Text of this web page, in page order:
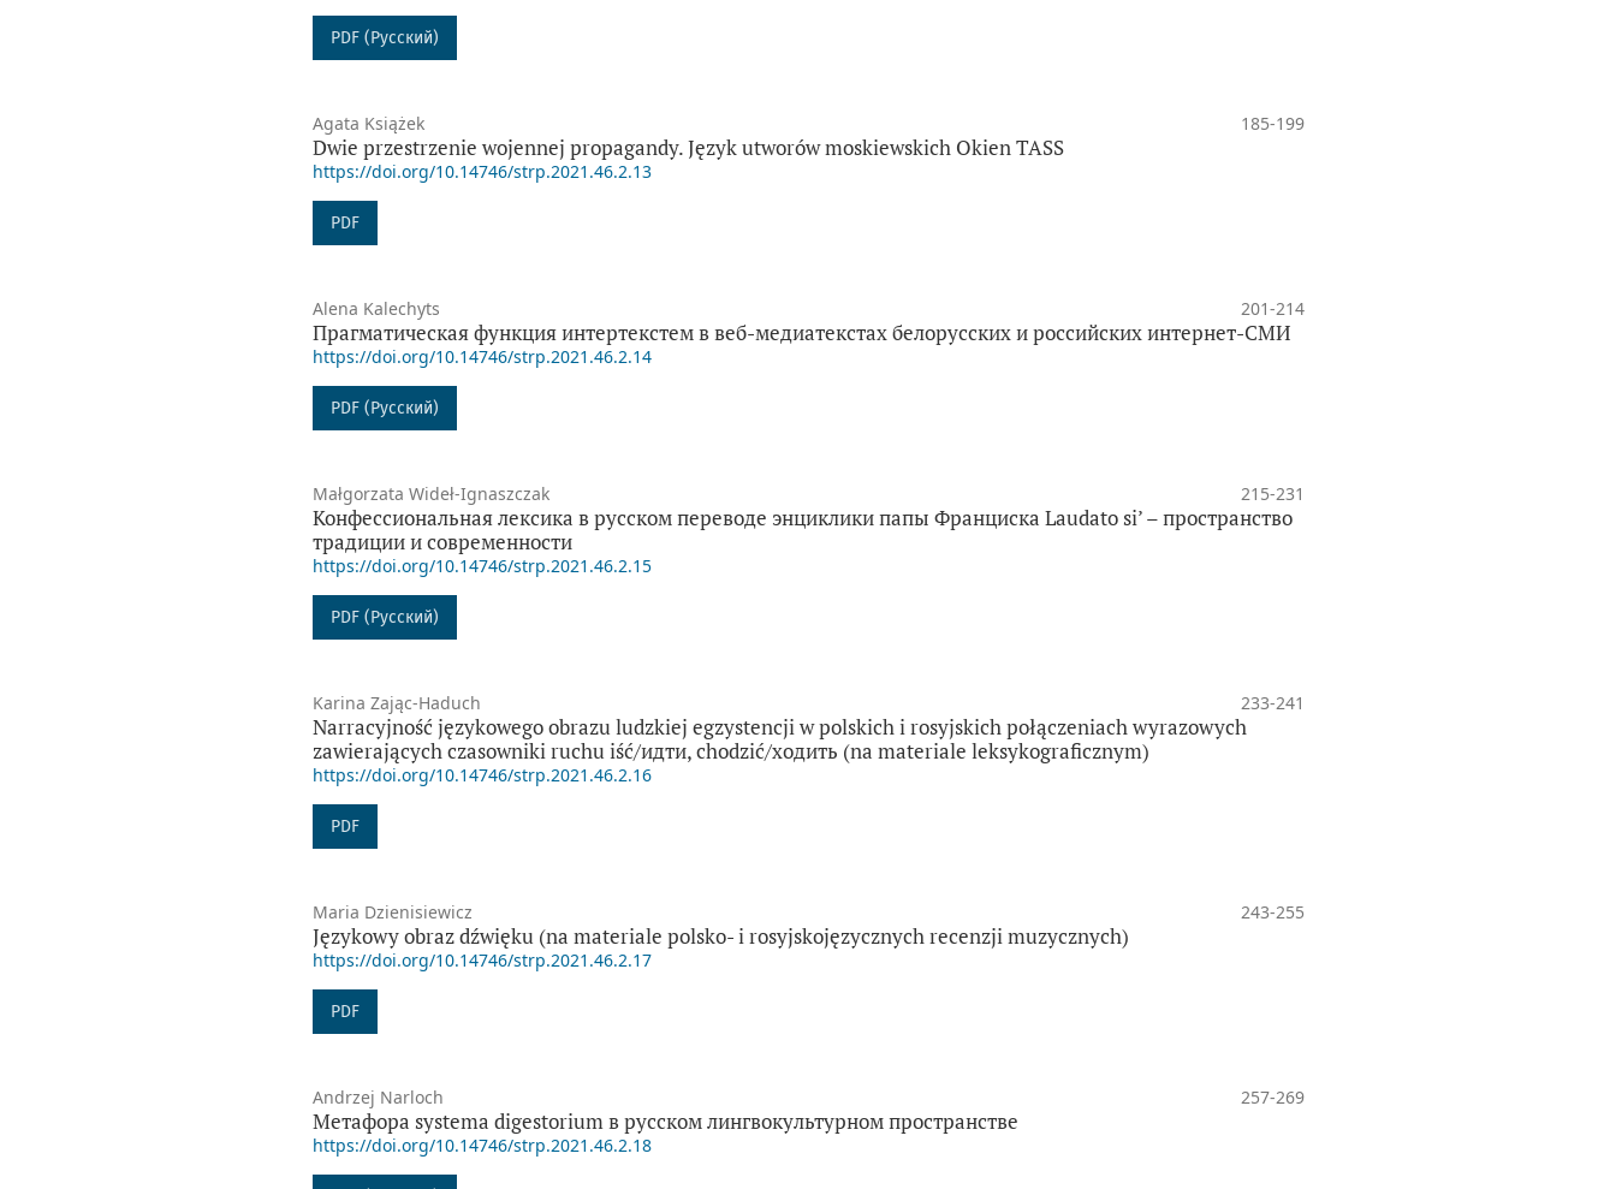
PDF (Русский)
Agata Książek 185-199
Dwie przestrzenie wojennej propagandy. Język utworów moskiewskich Okien TASS
https://doi.org/10.14746/strp.2021.46.2.13
PDF
Alena Kalechyts 201-214
Прагматическая функция интертекстем в веб-медиатекстах белорусских и российских интернет-СМИ
https://doi.org/10.14746/strp.2021.46.2.14
PDF (Русский)
Małgorzata Wideł-Ignaszczak 215-231
Конфессиональная лексика в русском переводе энциклики папы Франциска Laudato si’ – пространство
традиции и современности
https://doi.org/10.14746/strp.2021.46.2.15
PDF (Русский)
Karina Zając-Haduch 233-241
Narracyjność językowego obrazu ludzkiej egzystencji w polskich i rosyjskich połączeniach wyrazowych
zawierających czasowniki ruchu iść/идти, сhodzić/ходить (na materiale leksykograficznym)
https://doi.org/10.14746/strp.2021.46.2.16
PDF
Maria Dzienisiewicz 243-255
Językowy obraz dźwięku (na materiale polsko- i rosyjskojęzycznych recenzji muzycznych)
https://doi.org/10.14746/strp.2021.46.2.17
PDF
Andrzej Narloch 257-269
Метафора systema digestorium в русском лингвокультурном пространстве
https://doi.org/10.14746/strp.2021.46.2.18